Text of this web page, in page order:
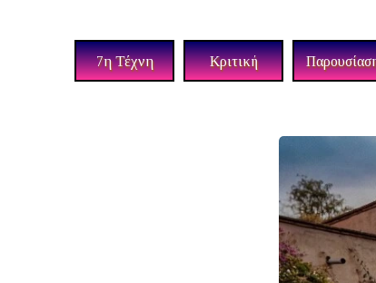
7η Τέχνη Κριτική